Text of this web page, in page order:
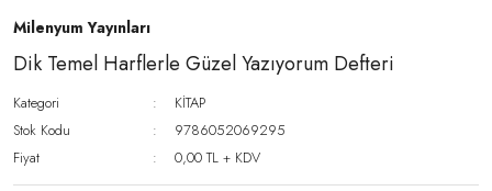
Milenyum Yayınları
Dik Temel Harflerle Güzel Yazıyorum Defteri
Kategori
KİTAP
Stok Kodu
9786052069295
Fiyat
0,00 TL + KDV